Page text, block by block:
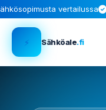
vertailussa
⚡ Sähköale.fi